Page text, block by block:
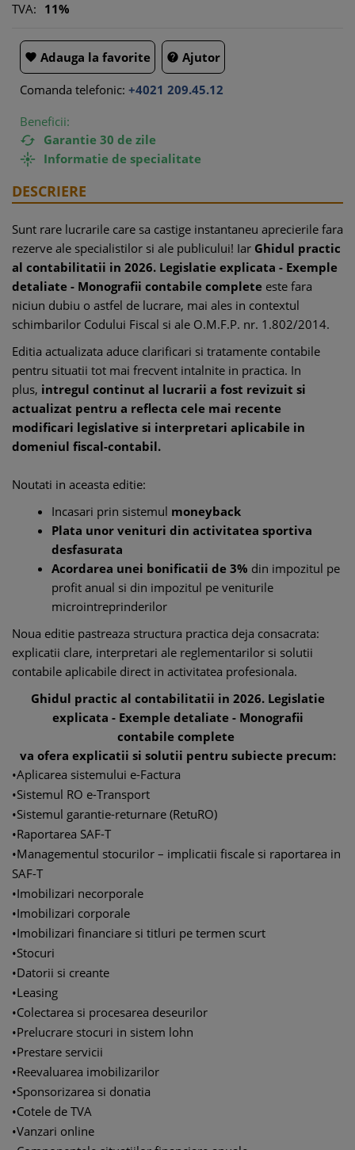
TVA: 11%
 Adauga la favorite  Ajutor
Comanda telefonic: +4021 209.45.12
Beneficii:
 Garantie 30 de zile
 Informatie de specialitate
DESCRIERE
Sunt rare lucrarile care sa castige instantaneu aprecierile fara
rezerve ale specialistilor si ale publicului! Iar Ghidul practic
al contabilitatii in 2026. Legislatie explicata - Exemple
detaliate - Monografii contabile complete este fara
niciun dubiu o astfel de lucrare, mai ales in contextul
schimbarilor Codului Fiscal si ale O.M.F.P. nr. 1.802/2014.
Editia actualizata aduce clarificari si tratamente contabile
pentru situatii tot mai frecvent intalnite in practica. In
plus, intregul continut al lucrarii a fost revizuit si
actualizat pentru a reflecta cele mai recente
modificari legislative si interpretari aplicabile in
domeniul fiscal-contabil.
Noutati in aceasta editie:
Incasari prin sistemul moneyback
Plata unor venituri din activitatea sportiva
desfasurata
Acordarea unei bonificatii de 3% din impozitul pe
profit anual si din impozitul pe veniturile
microintreprinderilor
Noua editie pastreaza structura practica deja consacrata:
explicatii clare, interpretari ale reglementarilor si solutii
contabile aplicabile direct in activitatea profesionala.
Ghidul practic al contabilitatii in 2026. Legislatie
explicata - Exemple detaliate - Monografii
contabile complete
va ofera explicatii si solutii pentru subiecte precum:
•Aplicarea sistemului e-Factura
•Sistemul RO e-Transport
•Sistemul garantie-returnare (RetuRO)
•Raportarea SAF-T
•Managementul stocurilor – implicatii fiscale si raportarea in
SAF-T
•Imobilizari necorporale
•Imobilizari corporale
•Imobilizari financiare si titluri pe termen scurt
•Stocuri
•Datorii si creante
•Leasing
•Colectarea si procesarea deseurilor
•Prelucrare stocuri in sistem lohn
•Prestare servicii
•Reevaluarea imobilizarilor
•Sponsorizarea si donatia
•Cotele de TVA
•Vanzari online